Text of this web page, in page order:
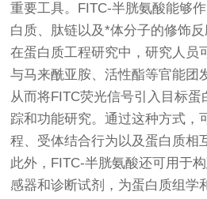
重要工具。FITC-半胱氨酸能够
白质、肽链以及*体分子的修饰反
在蛋白质工程研究中，研究人员
与马来酰亚胺、活性酯等官能团
从而将FITC荧光信号引入目标蛋
踪和功能研究。通过这种方式，
程、受体结合行为以及蛋白质相
此外，FITC-半胱氨酸还可用于
感器和诊断试剂，为蛋白质组学